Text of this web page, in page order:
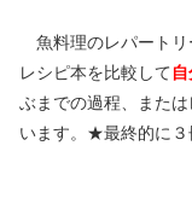
魚料理のレパート
レシピ本を比較して
ぶまでの過程、また
います。★最終的に３